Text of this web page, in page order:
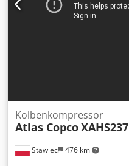
Stawiec 476 km
Kolbenkompressor
Atlas CopcoXAHS237